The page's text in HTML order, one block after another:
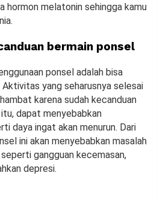
hormon melatonin sehingga kamu
bermain ponsel
ponsel adalah bisa
yang seharusnya selesai
karena sudah kecanduan
dapat menyebabkan
daya ingat akan menurun. Dari
ini akan menyebabkan masalah
gangguan kecemasan,
depresi.